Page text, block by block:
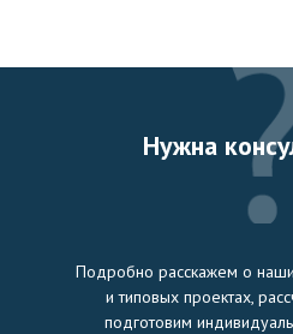
Нужна
Подробно расскажем о
и типовых проектах,
подготовим